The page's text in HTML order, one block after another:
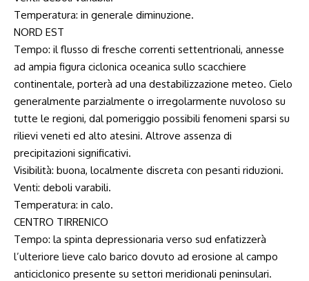
Temperatura: in generale diminuzione.
NORD EST
Tempo: il flusso di fresche correnti settentrionali, annesse
ad ampia figura ciclonica oceanica sullo scacchiere
continentale, porterà ad una destabilizzazione meteo. Cielo
generalmente parzialmente o irregolarmente nuvoloso su
tutte le regioni, dal pomeriggio possibili fenomeni sparsi su
rilievi veneti ed alto atesini. Altrove assenza di
precipitazioni significativi.
Visibilità: buona, localmente discreta con pesanti riduzioni.
Venti: deboli varabili.
Temperatura: in calo.
CENTRO TIRRENICO
Tempo: la spinta depressionaria verso sud enfatizzerà
l’ulteriore lieve calo barico dovuto ad erosione al campo
anticiclonico presente su settori meridionali peninsulari.